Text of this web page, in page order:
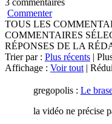
3 commentaires
Commenter
TOUS LES
COMMENTAIRES
RÉPONSES DE LA
Trier par : Plus récents |
Affichage : Voir tout |
gregopolis : Le
la vidéo ne précise